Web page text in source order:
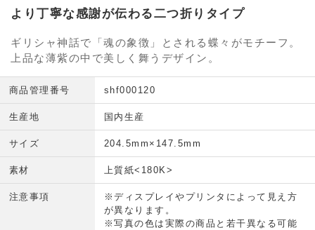
より丁寧な感謝が伝わる二つ折りタイプ
ギリシャ神話で「魂の象徴」とされる蝶々がモチーフ。
上品な薄紫の中で美しく舞うデザイン。
商品管理番号 shf000120
生産地 国内生産
サイズ 204.5mm×147.5mm
素材 上質紙<180K>
注意事項
※ディスプレイやプリンタによって見え方
が異なります。
※写真の色は実際の商品と若干異なる可能